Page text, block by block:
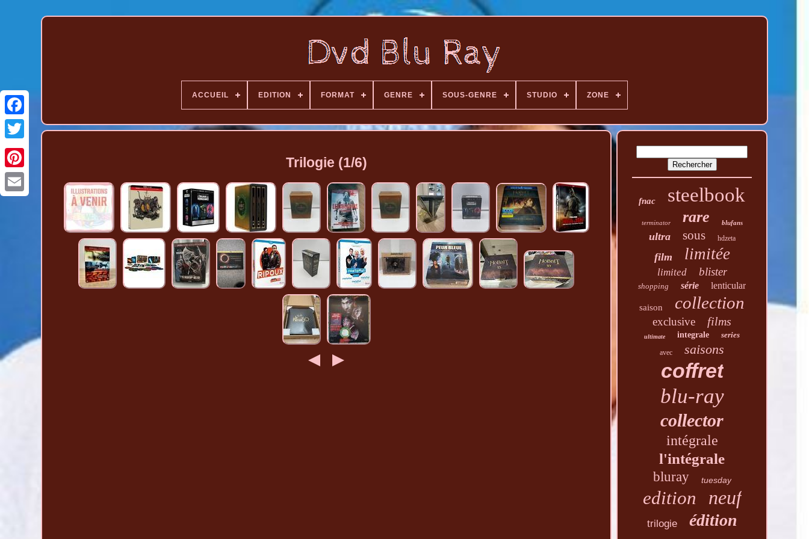
Pinterest
ACCUEIL EDITION FORMAT GENRE SOUS-GENRE STUDIO ZONE
Trilogie (1/6)
fnac steelbook
terminator rare blufans
ultra sous hdzeta
film limitée
limited blister
shopping série lenticular
saison collection
exclusive films
ultimate integrale series
avec saisons
coffret
blu-ray
collector
intégrale
l'intégrale
bluray tuesday
edition neuf
trilogie édition